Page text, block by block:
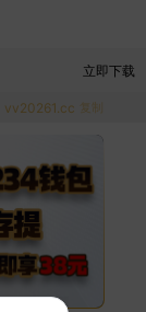
立即下载
vv20261.cc 复制